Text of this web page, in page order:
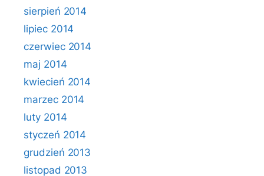
sierpień 2014
lipiec 2014
czerwiec 2014
maj 2014
kwiecień 2014
marzec 2014
luty 2014
styczeń 2014
grudzień 2013
listopad 2013